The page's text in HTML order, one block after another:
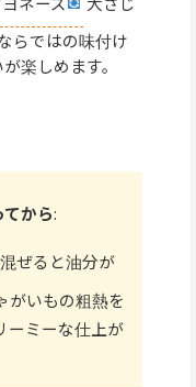
らではの味付け
楽しめます。
から:
ぜると油分が
がいもの粗熱を
ーミーな仕上が